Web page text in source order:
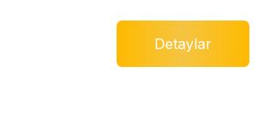
Detaylar